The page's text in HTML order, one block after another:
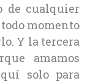
de cualquier
momento
Y la tercera
amamos
solo para